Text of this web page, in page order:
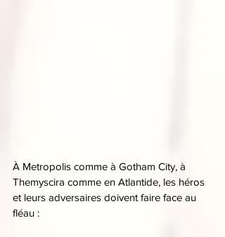
À Metropolis comme à Gotham City, à
Themyscira comme en Atlantide, les héros
et leurs adversaires doivent faire face au
fléau :